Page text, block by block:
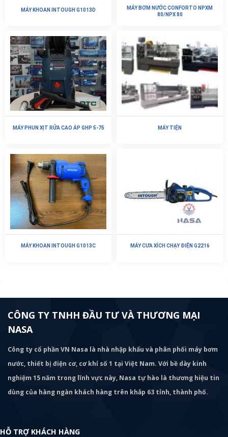
MÁY KHOAN INTOUGH G1013D
MÁY BƠM NƯỚC CONFORTO NPXM
80/NPX 80
MÁY PHUN XỊT RỬA CAO ÁP GHP 5-75 MÁY TIỆN
MÁY KHOAN INTOUGH G1013C MÁY CƯA XÍCH CHẠY ĐIỆN G2216
CÔNG TY TNHH ĐẦU TƯ VÀ THƯƠNG MẠI
NASA
Công ty cổ phần VN Nasa là nhà nhập khẩu và phân phối máy bơm
nước, thiết bị điện cơ, cơ khí số 1 tại Việt Nam. Với bề dày kinh
nghiệm 15 năm trong lĩnh vực này, Nasa tự hào là thương hiệu tin
dùng của hàng ngàn khách hàng trên khắp 63 tỉnh, thành phố.
HỖ TRỢ KHÁCH HÀNG